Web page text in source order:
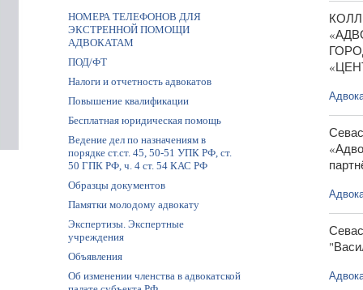
НОМЕРА ТЕЛЕФОНОВ ДЛЯ
ЭКСТРЕННОЙ ПОМОЩИ
АДВОКАТАМ
ПОД/ФТ
Налоги и отчетность адвокатов
Повышение квалификации
Бесплатная юридическая помощь
Ведение дел по назначениям в
порядке ст.ст. 45, 50-51 УПК РФ, ст.
50 ГПК РФ, ч. 4 ст. 54 КАС РФ
Образцы документов
Памятки молодому адвокату
Экспертизы. Экспертные
учреждения
Объявления
Об изменении членства в адвокатской